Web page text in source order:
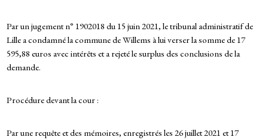
Par un jugement n° 1902018 du 15 juin 2021, le tribunal administratif de
Lille a condamné la commune de Willems à lui verser la somme de 17
595,88 euros avec intérêts et a rejeté le surplus des conclusions de la
demande.
Procédure devant la cour :
Par une requête et des mémoires, enregistrés les 26 juillet 2021 et 17